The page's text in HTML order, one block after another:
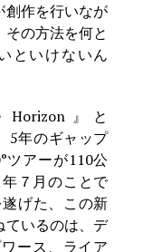
創作を行いなが
の方法を何と
といけないん
』と
5年のギャップ
ツアーが110公
７月のことで
げた、この新
ているのは、デ
ース、ライア